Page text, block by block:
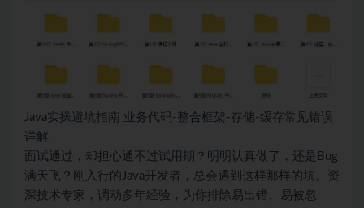
Java实操避坑指南 业务代码-整合框架-存储-缓存常见错误
详解
面试通过，却担心通不过试用期？明明认真做了，还是Bug
满天飞？刚入行的Java开发者，总会遇到这样那样的坑。资
深技术专家，调动多年经验，为你排除易出错、易被忽